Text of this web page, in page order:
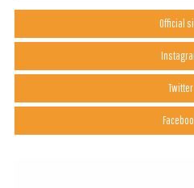
Official
Twitter